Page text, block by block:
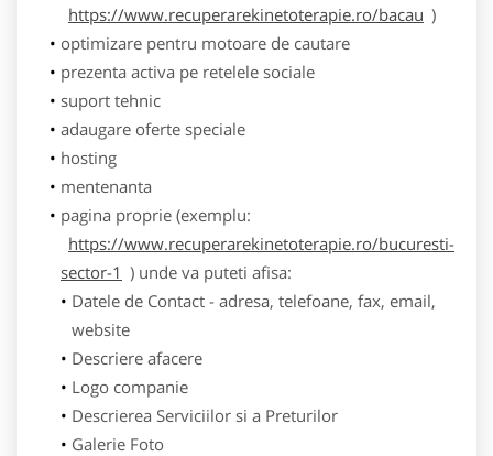
https://www.recuperarekinetoterapie.ro/bacau )
optimizare pentru motoare de cautare
prezenta activa pe retelele sociale
suport tehnic
adaugare oferte speciale
hosting
mentenanta
pagina proprie (exemplu:
https://www.recuperarekinetoterapie.ro/bucuresti-
sector-1 ) unde va puteti afisa:
Datele de Contact - adresa, telefoane, fax, email,
website
Descriere afacere
Logo companie
Descrierea Serviciilor si a Preturilor
Galerie Foto